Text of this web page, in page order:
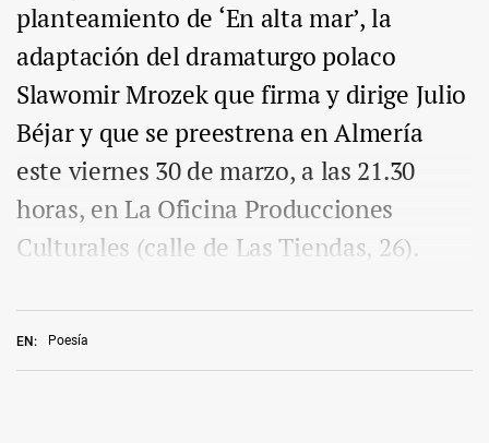
EN: Poesía
planteamiento de ‘En alta mar’, la
adaptación del dramaturgo polaco
Slawomir Mrozek que firma y dirige Julio
Béjar y que se preestrena en Almería
este viernes 30 de marzo, a las 21.30
horas, en La Oficina Producciones
Culturales (calle de Las Tiendas, 26).